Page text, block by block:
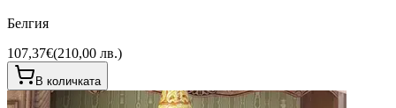
Белгия
107,37€(210,00 лв.)
В количката